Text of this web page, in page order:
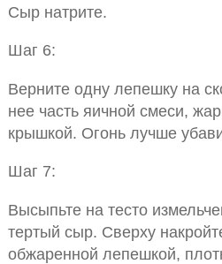
Сыр натрите.
Шаг 6:
Верните одну лепешку на
нее часть яичной смеси,
крышкой. Огонь лучше
Шаг 7:
Высыпьте на тесто
тертый сыр. Сверху
обжаренной лепешкой,